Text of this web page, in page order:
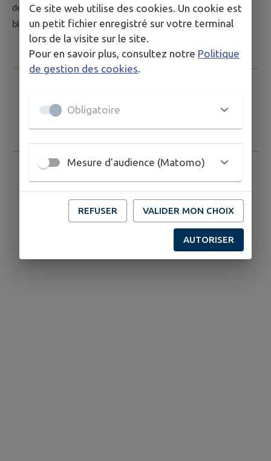
des commerçants susceptibles d'être intéressés par votre
bien.
Pour plus de renseignements, contactez la
mairie au 03 88 74 42 17 ou par mail sous
Ce site web utilise des cookies. Un cookie est
un petit fichier enregistré sur votre terminal
lors de la visite sur le site.
Pour en savoir plus, consultez notre Politique
de gestion des cookies
Obligatoire
Mesure d'audience (Matomo)
REFUSER VALIDER MON CHOIX
AUTORISER